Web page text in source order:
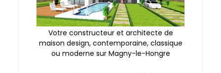
Votre constructeur et architecte de
maison design, contemporaine, classique
ou moderne sur Magny-le-Hongre